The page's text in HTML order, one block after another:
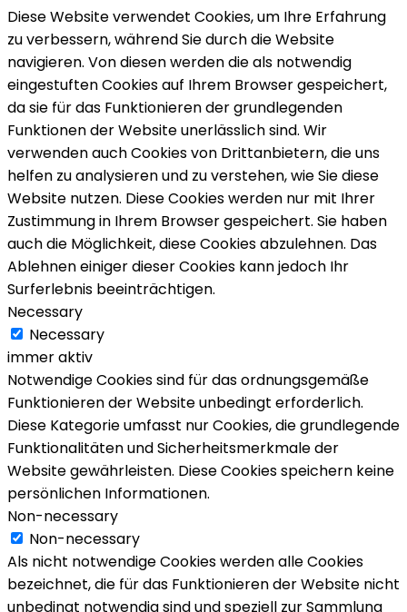
Diese Website verwendet Cookies, um Ihre Erfahrung
zu verbessern, während Sie durch die Website
navigieren. Von diesen werden die als notwendig
eingestuften Cookies auf Ihrem Browser gespeichert,
da sie für das Funktionieren der grundlegenden
Funktionen der Website unerlässlich sind. Wir
verwenden auch Cookies von Drittanbietern, die uns
helfen zu analysieren und zu verstehen, wie Sie diese
Website nutzen. Diese Cookies werden nur mit Ihrer
Zustimmung in Ihrem Browser gespeichert. Sie haben
auch die Möglichkeit, diese Cookies abzulehnen. Das
Ablehnen einiger dieser Cookies kann jedoch Ihr
Surferlebnis beeinträchtigen.
Necessary
Necessary
immer aktiv
Notwendige Cookies sind für das ordnungsgemäße
Funktionieren der Website unbedingt erforderlich.
Diese Kategorie umfasst nur Cookies, die grundlegende
Funktionalitäten und Sicherheitsmerkmale der
Website gewährleisten. Diese Cookies speichern keine
persönlichen Informationen.
Non-necessary
Non-necessary
Als nicht notwendige Cookies werden alle Cookies
bezeichnet, die für das Funktionieren der Website nicht
unbedingt notwendig sind und speziell zur Sammlung